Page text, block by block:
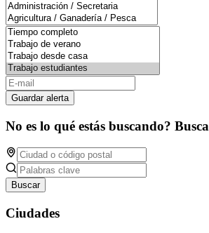
Guardar alerta
No es lo qué estás buscando?
Buscar
Ciudades